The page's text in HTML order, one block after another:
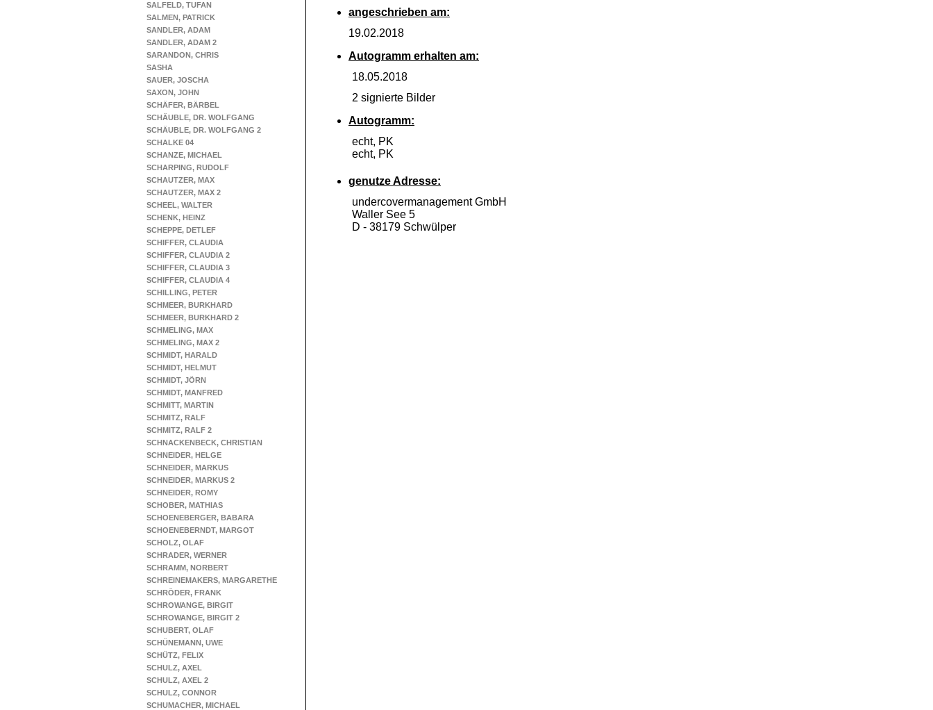
SALFELD, TUFAN
SALMEN, PATRICK
SANDLER, ADAM
SANDLER, ADAM 2
SARANDON, CHRIS
SASHA
SAUER, JOSCHA
SAXON, JOHN
SCHÄFER, BÄRBEL
SCHÄUBLE, DR. WOLFGANG
SCHÄUBLE, DR. WOLFGANG 2
SCHALKE 04
SCHANZE, MICHAEL
SCHARPING, RUDOLF
SCHAUTZER, MAX
SCHAUTZER, MAX 2
SCHEEL, WALTER
SCHENK, HEINZ
SCHEPPE, DETLEF
SCHIFFER, CLAUDIA
SCHIFFER, CLAUDIA 2
SCHIFFER, CLAUDIA 3
SCHIFFER, CLAUDIA 4
SCHILLING, PETER
SCHMEER, BURKHARD
SCHMEER, BURKHARD 2
SCHMELING, MAX
SCHMELING, MAX 2
SCHMIDT, HARALD
SCHMIDT, HELMUT
SCHMIDT, JÖRN
SCHMIDT, MANFRED
SCHMITT, MARTIN
SCHMITZ, RALF
SCHMITZ, RALF 2
SCHNACKENBECK, CHRISTIAN
SCHNEIDER, HELGE
SCHNEIDER, MARKUS
SCHNEIDER, MARKUS 2
SCHNEIDER, ROMY
SCHOBER, MATHIAS
SCHOENEBERGER, BABARA
SCHOENEBERNDT, MARGOT
SCHOLZ, OLAF
SCHRADER, WERNER
SCHRAMM, NORBERT
SCHREINEMAKERS, MARGARETHE
SCHRÖDER, FRANK
SCHROWANGE, BIRGIT
SCHROWANGE, BIRGIT 2
SCHUBERT, OLAF
SCHÜNEMANN, UWE
SCHÜTZ, FELIX
SCHULZ, AXEL
SCHULZ, AXEL 2
SCHULZ, CONNOR
SCHUMACHER, MICHAEL
angeschrieben am:
19.02.2018
Autogramm erhalten am:
18.05.2018
2 signierte Bilder
Autogramm:
echt, PK
echt, PK
genutze Adresse:
undercovermanagement GmbH
Waller See 5
D - 38179 Schwülper